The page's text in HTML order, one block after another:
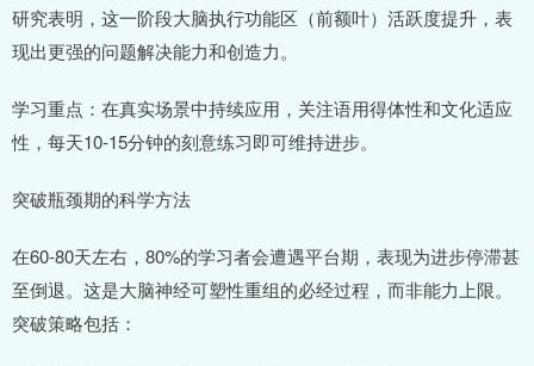
研究表明，这一阶段大脑执行功能区（前额叶）活跃度提升，表
现出更强的问题解决能力和创造力。
学习重点：在真实场景中持续应用，关注语用得体性和文化适应
性，每天10-15分钟的刻意练习即可维持进步。
突破瓶颈期的科学方法
在60-80天左右，80%的学习者会遭遇平台期，表现为进步停滞甚
至倒退。这是大脑神经可塑性重组的必经过程，而非能力上限。
突破策略包括：